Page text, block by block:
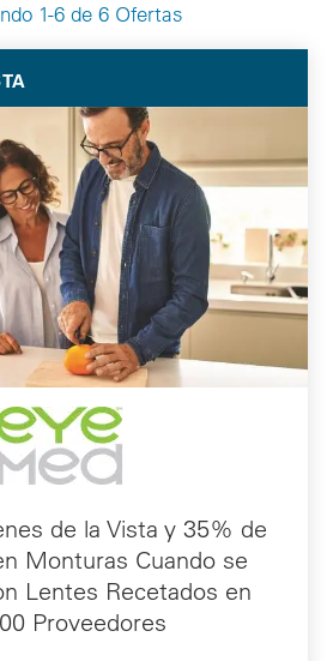
1-6 de 6 Ofertas
de la Vista y 35% de
Monturas Cuando se
Lentes Recetados en
Proveedores